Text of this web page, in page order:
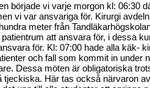
började vi varje morgon kl: 06:30
vi var ansvariga för. Kirurgi
meter från
att ansvara för, i dessa
för. Kl: 07:00 hade alla käk-
och fall som kommit in under
Dessa möten är obligatoriska
tjeckiska. Här tas också närvaron